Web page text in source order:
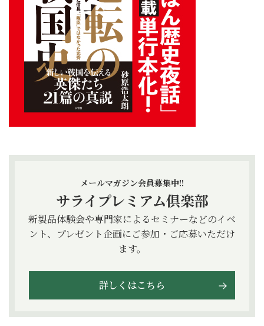
メールマガジン会員募集中!!
サライプレミアム倶楽部
新製品体験会や専門家によるセミナーなどのイベ
ント、プレゼント企画にご参加・ご応募いただけ
ます。
詳しくはこちら